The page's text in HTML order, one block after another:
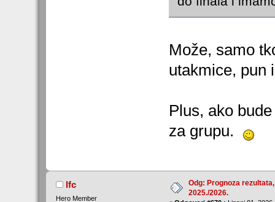
Može, samo
utakmice, pun
Plus, ako
za grupu.
lfc
Hero Member
Odg: Prognoza
2025./2026.